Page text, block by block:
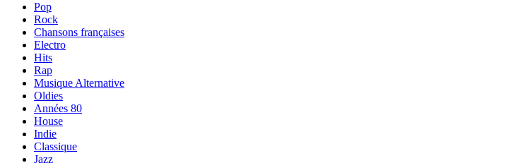
Pop
Rock
Chansons françaises
Electro
Hits
Rap
Musique Alternative
Oldies
Années 80
House
Indie
Classique
Jazz